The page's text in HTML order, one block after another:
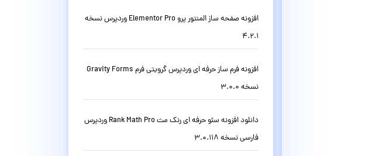
افزونه صفحه ساز المنتور پرو Elementor Pro وردپرس نسخه
4.2.1
افزونه فرم ساز حرفه ای وردپرس گرویتی فرم Gravity Forms
نسخه 3.0.0
دانلود افزونه سئو حرفه ای رنک مث Rank Math Pro وردپرس
فارسی نسخه 3.0.118